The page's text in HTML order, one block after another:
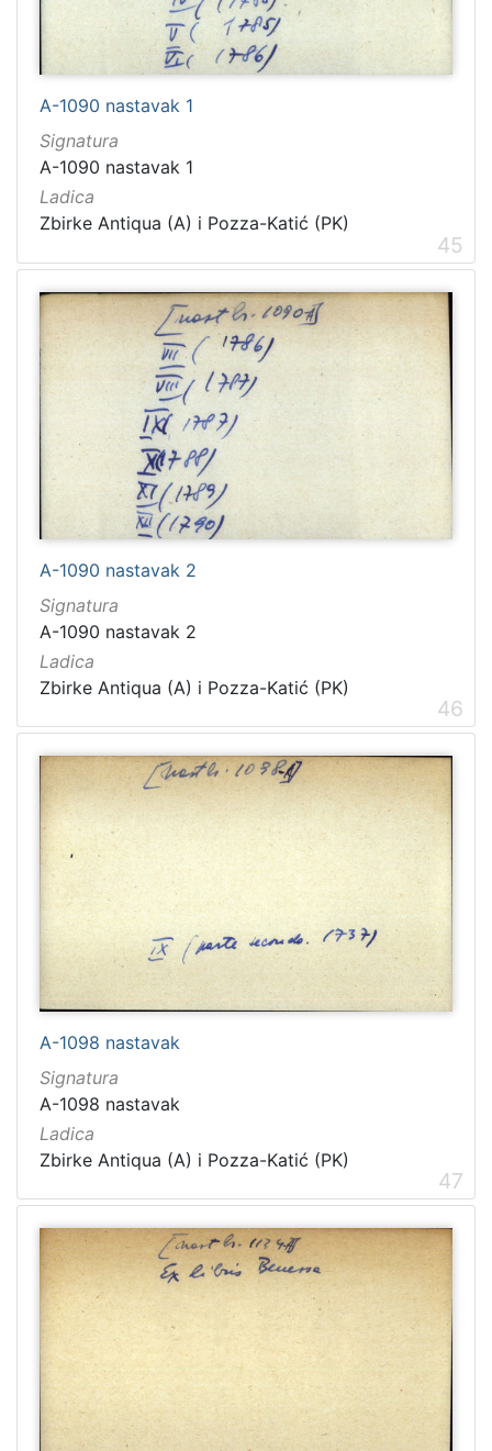
A-1090 nastavak 1
Signatura
A-1090 nastavak 1
Ladica
Zbirke Antiqua (A) i Pozza-Katić (PK)
45
A-1090 nastavak 2
Signatura
A-1090 nastavak 2
Ladica
Zbirke Antiqua (A) i Pozza-Katić (PK)
46
A-1098 nastavak
Signatura
A-1098 nastavak
Ladica
Zbirke Antiqua (A) i Pozza-Katić (PK)
47